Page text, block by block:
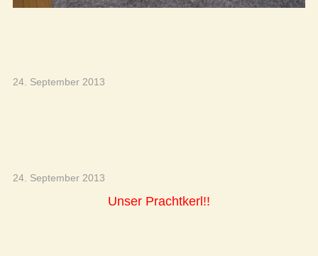
24. September 2013
24. September 2013
Unser Prachtkerl!!